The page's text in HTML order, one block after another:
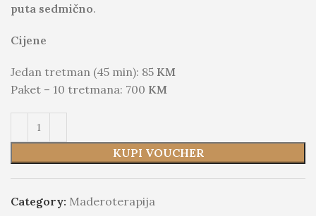
puta sedmično.
Cijene
Jedan tretman (45 min): 85 KM
Paket – 10 tretmana: 700 KM
KUPI VOUCHER
Category: Maderoterapija